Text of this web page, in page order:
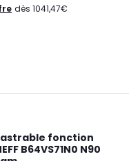
dès 1041,47€
fonction
B64VS71N0 N90